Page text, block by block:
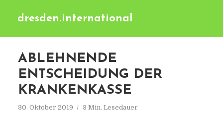
dresden.international
ABLEHNENDE
ENTSCHEIDUNG DER
KRANKENKASSE
30. Oktober 2019 3 Min. Lesedauer